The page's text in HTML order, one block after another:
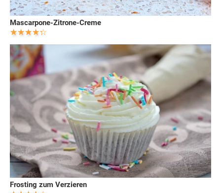
Mascarpone-Zitrone-Creme
Frosting zum Verzieren